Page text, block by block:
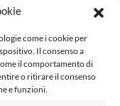
come i cookie per
Il consenso a
il comportamento di
o ritirare il consenso
e funzioni.
giornalistica in
Non può